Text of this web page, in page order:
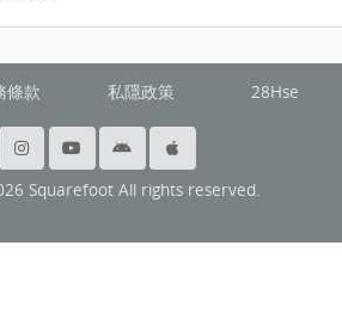
條款 私隱政策 28Hse
Squarefoot All rights reserved.